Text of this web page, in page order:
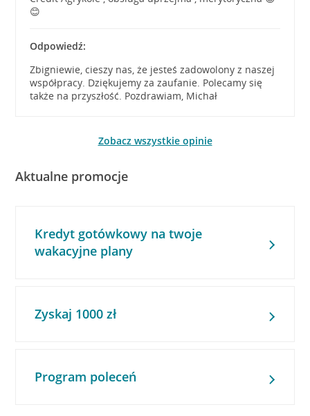
😊
Odpowiedź:
Zbigniewie, cieszy nas, że jesteś zadowolony z naszej
współpracy. Dziękujemy za zaufanie. Polecamy się
także na przyszłość. Pozdrawiam, Michał
Zobacz wszystkie opinie
Aktualne promocje
Kredyt gotówkowy na twoje
wakacyjne plany
Zyskaj 1000 zł
Program poleceń